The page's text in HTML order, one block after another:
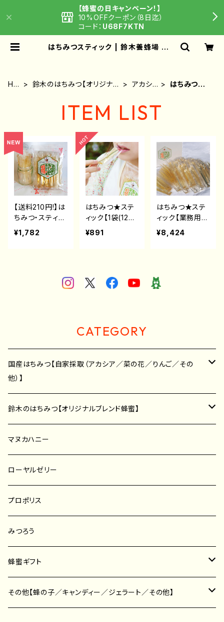
【蜂蜜の日キャンペーン！】
10%OFFクーポン（8日迄）
コード： U68F7KTN
はちみつスティック | 鈴木養蜂場 はち
HO
鈴木のはちみつ【オリジナル
アカシ
はちみつステ
ITEM LIST
【送料210円!】は
ちみつ・スティッ
ク《2袋》
¥1,782
はちみつ★ステ
ィック【1袋(12g×
12本)】
¥891
はちみつ★ステ
ィック【業務用・1
20本入】
¥8,424
CATEGORY
国産はちみつ【自家採取（アカシア／菜の花／りんご／その
他）】
アカシア蜂蜜
菜の花蜂蜜
そば蜂蜜
りんご蜂蜜
その他の蜜種
鈴木のはちみつ【オリジナルブレンド蜂蜜】
アカシア蜂蜜
プッシュボトル／ポリ容器
はちみつスティック
レンゲ蜂蜜
菜の花蜂蜜
そば蜂蜜
その他の蜂蜜
マヌカハニー
ローヤルゼリー
プロポリス
みつろう
蜂蜜ギフト
せっけん
その他【蜂の子／キャンディー／ジェラート／その他】